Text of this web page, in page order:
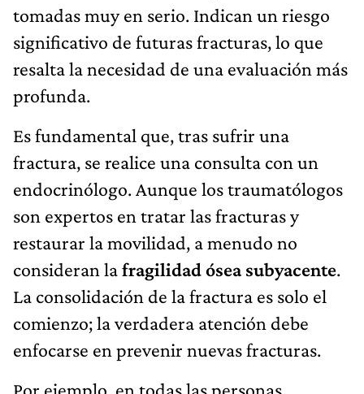
tomadas muy en serio. Indican un riesgo
significativo de futuras fracturas, lo que
resalta la necesidad de una evaluación más
profunda.
Es fundamental que, tras sufrir una
fractura, se realice una consulta con un
endocrinólogo. Aunque los traumatólogos
son expertos en tratar las fracturas y
restaurar la movilidad, a menudo no
consideran lafragilidad ósea subyacente.
La consolidación de la fractura es solo el
comienzo; la verdadera atención debe
enfocarse en prevenir nuevas fracturas.
Por ejemplo, en todas las personas